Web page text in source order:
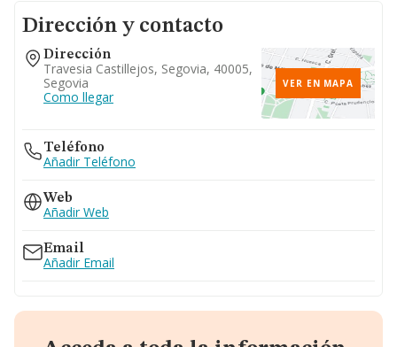
Dirección y contacto
Dirección
Travesia Castillejos, Segovia, 40005,
Segovia
Como llegar
VER EN MAPA
Teléfono
Añadir Teléfono
Web
Añadir Web
Email
Añadir Email